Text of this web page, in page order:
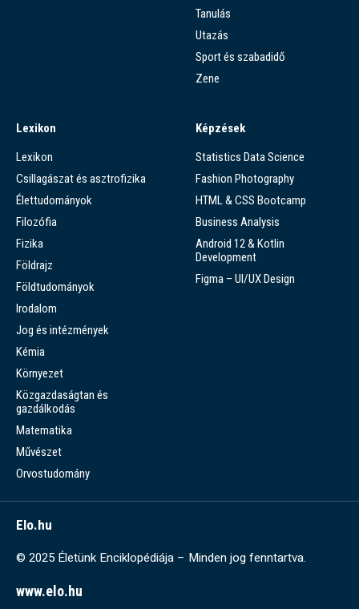
Tanulás
Utazás
Sport és szabadidő
Zene
Lexikon
Lexikon
Csillagászat és asztrofizika
Élettudományok
Filozófia
Fizika
Földrajz
Földtudományok
Irodalom
Jog és intézmények
Kémia
Környezet
Közgazdaságtan és
gazdálkodás
Matematika
Művészet
Orvostudomány
Képzések
Statistics Data Science
Fashion Photography
HTML & CSS Bootcamp
Business Analysis
Android 12 & Kotlin
Development
Figma – UI/UX Design
Elo.hu
© 2025 Életünk Enciklopédiája – Minden jog fenntartva.
www.elo.hu